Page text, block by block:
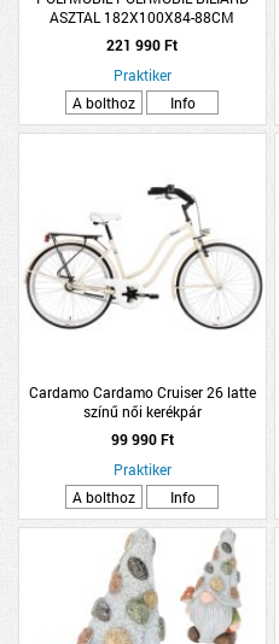
ASZTAL 182X100X84-88CM
221 990 Ft
Praktiker
A bolthoz
Info
Cardamo Cardamo Cruiser 26 latte
színű női kerékpár
99 990 Ft
Praktiker
A bolthoz
Info